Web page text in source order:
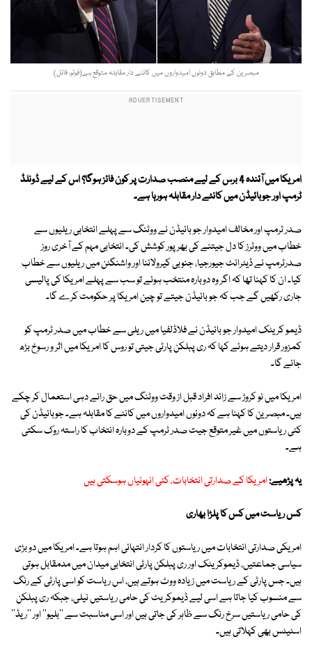
مبصرین کے مطابق دونوں امیدواروں میں کانٹے دار مقابلہ متوقع ہے(فوٹو، فائل)
امریکا میں آئندہ 4 برس کے لیے منصب صدارت پر کون فائز ہوگا؟ اس کے لیے ڈونلڈ
ٹرمپ اور جوبائیڈن میں کانٹے دار مقابلہ ہورہا ہے۔
صدر ٹرمپ اور مخالف امیدوار جو بائیڈن نے ووٹنگ سے پہلے انتخابی ریلیوں سے
خطاب میں ووٹرز کا دل جیتنے کی بھرپور کوشش کی۔ انتخابی مہم کے آخری روز
صدرٹرمپ نے ڈیٹرائٹ جیورجیا، جنوبی کیرولائنا اور واشنگٹن میں ریلیوں سے خطاب
کیا۔ ان کا کہنا تھا کہ اگر وہ دوبارہ منتخب ہوئے تو سب سے پہلے امریکا کی پالیسی
جاری رکھیں گے جب کہ جو بائیڈن جیتے تو چین امریکا پر حکومت کرے گا۔
ڈیمو کریٹک امیدوار جو بائیڈن نے فلاڈلفیا میں ریلی سے خطاب میں صدر ٹرمپ کو
کمزور قرار دیتے ہوئے کہا کہ ری پبلکن پارٹی جیتی تو روس کا امریکا میں اثر و رسوخ بڑھ
جائے گا۔
امریکا میں نو کروڑ سے زائد افراد قبل از وقت ووٹنگ میں حق رائے دہی استعمال کر چکے
ہیں۔ مبصرین کا کہنا ہے کہ دونوں امیدواروں میں کانٹے کا مقابلہ ہے۔ جوبائیڈن کی
کئی ریاستوں میں غیر متوقع جیت صدر ٹرمپ کے دوبارہ انتخاب کا راستہ روک سکتی
ہے۔
یہ پڑھیے:امریکا کے صدارتی انتخابات، کئی انہونیاں ہوسکتی ہیں
کس ریاست میں کس کا پلڑا بھاری
امریکی صدارتی انتخابات میں ریاستوں کا کردار انتہائی اہم ہوتا ہے۔ امریکا میں دو بڑی
سیاسی جماعتیں، ڈیموکریٹک اور ری پبلکن پارٹی انتخابی میدان میں مدمقابل ہوتی
ہیں۔ جس پارٹی کے ریاست میں زیادہ ووٹ ہوتے ہیں، اس ریاست کو اسی پارٹی کے رنگ
سے منسوب کیا جاتا ہے اسی لیے ڈیموکریٹ کی حامی ریاستیں نیلی، جبکہ ری پبلکن
کی حامی ریاستیں سرخ رنگ سے ظاہر کی جاتی ہیں اور اسی مناسبت سے ''بلیو'' اور ''ریڈ''
اسٹیٹس بھی کہلاتی ہیں۔